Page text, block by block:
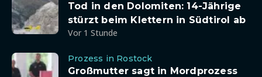
Tod in den Dolomiten: 14-Jährige
stürzt beim Klettern in Südtirol ab
Vor 1 Stunde
Prozess in Rostock
Großmutter sagt in Mordprozess